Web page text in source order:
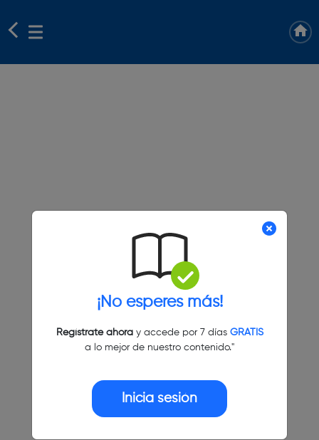
¡No esperes más!
Regístrate ahoray accede por 7 días GRATIS
a lo mejor de nuestro contenido."
Inicia sesión